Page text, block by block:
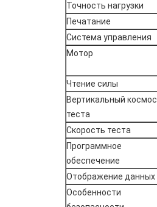
Точность нагрузки
Печатание
Система управления
Мотор
Чтение силы
Вертикальный космос
теста
Скорость теста
Программное
обеспечение
Отображение данных
Особенности